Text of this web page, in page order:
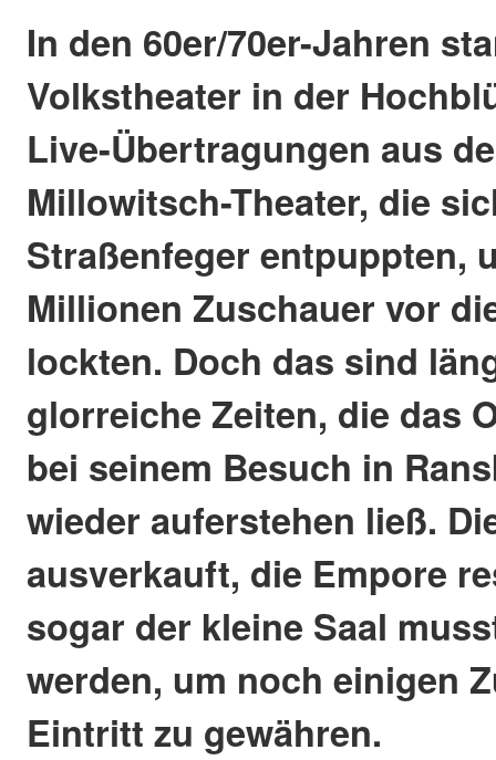
In den 60er/70er-Jahren
Volkstheater in der
Live-Übertragungen aus
Millowitsch-Theater, die
Straßenfeger entpuppten,
Millionen Zuschauer vor
lockten. Doch das sind
glorreiche Zeiten, die das
bei seinem Besuch in
wieder auferstehen ließ.
ausverkauft, die Empore
sogar der kleine Saal
werden, um noch einigen
Eintritt zu gewähren.